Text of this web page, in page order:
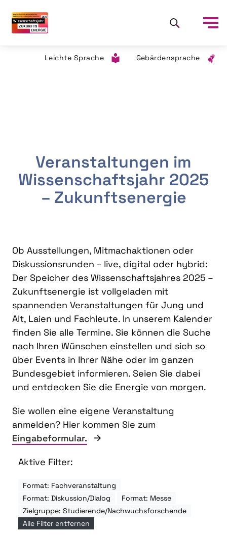
Leichte Sprache Gebärdensprache
Veranstaltungen im
Wissenschaftsjahr 2025
– Zukunftsenergie
Ob Ausstellungen, Mitmachaktionen oder
Diskussionsrunden – live, digital oder hybrid:
Der Speicher des Wissenschaftsjahres 2025 –
Zukunftsenergie ist vollgeladen mit
spannenden Veranstaltungen für Jung und
Alt, Laien und Fachleute. In unserem Kalender
finden Sie alle Termine. Sie können die Suche
nach Ihren Wünschen einstellen und sich so
über Events in Ihrer Nähe oder im ganzen
Bundesgebiet informieren. Seien Sie dabei
und entdecken Sie die Energie von morgen.
Sie wollen eine eigene Veranstaltung
anmelden? Hier kommen Sie zum
Eingabeformular.
Aktive Filter:
Format: Fachveranstaltung
Format: Diskussion/Dialog
Format: Messe
Zielgruppe: Studierende/Nachwuchsforschende
Alle Filter entfernen